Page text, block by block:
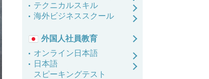
テクニカルスキル
海外ビジネススクール
外国人社員教育
オンライン日本語
日本語
スピーキングテスト